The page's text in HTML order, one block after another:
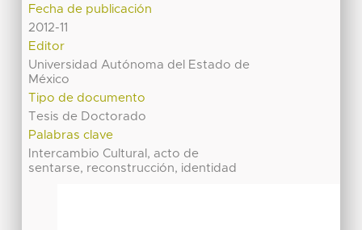
Fecha de publicación
2012-11
Editor
Universidad Autónoma del Estado de
México
Tipo de documento
Tesis de Doctorado
Palabras clave
Intercambio Cultural, acto de
sentarse, reconstrucción, identidad